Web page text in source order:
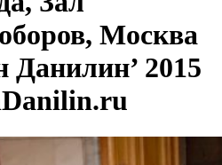
Москва
2015